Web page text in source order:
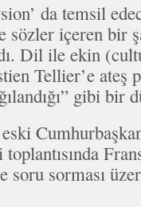
da temsil
içeren bir
Dil ile ekin
Tellier’e ateş
gibi bir
sorması